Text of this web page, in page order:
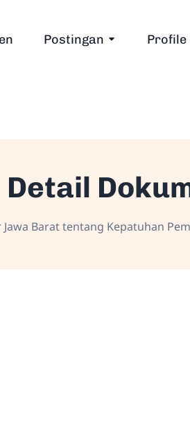
Postingan Profile
Detail
Barat tentang Kepatuhan